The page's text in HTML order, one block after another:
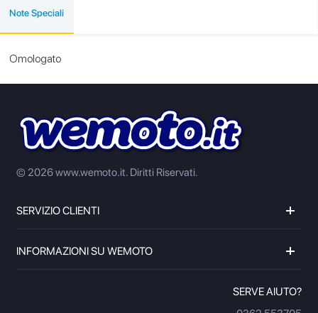
Note Speciali
Omologato
© 2026 www.wemoto.it. Diritti Riservati.
SERVIZIO CLIENTI
INFORMAZIONI SU WEMOTO
SERVE AIUTO?